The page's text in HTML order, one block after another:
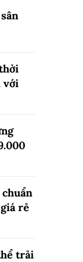
với
rẻ
trải